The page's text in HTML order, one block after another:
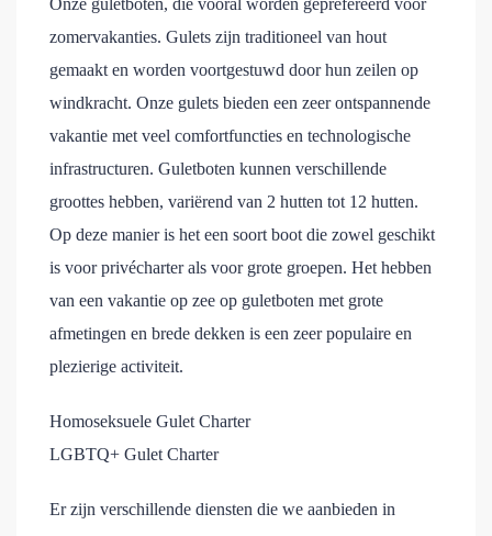
Onze guletboten, die vooral worden geprefereerd voor
zomervakanties. Gulets zijn traditioneel van hout
gemaakt en worden voortgestuwd door hun zeilen op
windkracht. Onze gulets bieden een zeer ontspannende
vakantie met veel comfortfuncties en technologische
infrastructuren. Guletboten kunnen verschillende
groottes hebben, variërend van 2 hutten tot 12 hutten.
Op deze manier is het een soort boot die zowel geschikt
is voor privécharter als voor grote groepen. Het hebben
van een vakantie op zee op guletboten met grote
afmetingen en brede dekken is een zeer populaire en
plezierige activiteit.
Homoseksuele Gulet Charter
LGBTQ+ Gulet Charter
Er zijn verschillende diensten die we aanbieden in